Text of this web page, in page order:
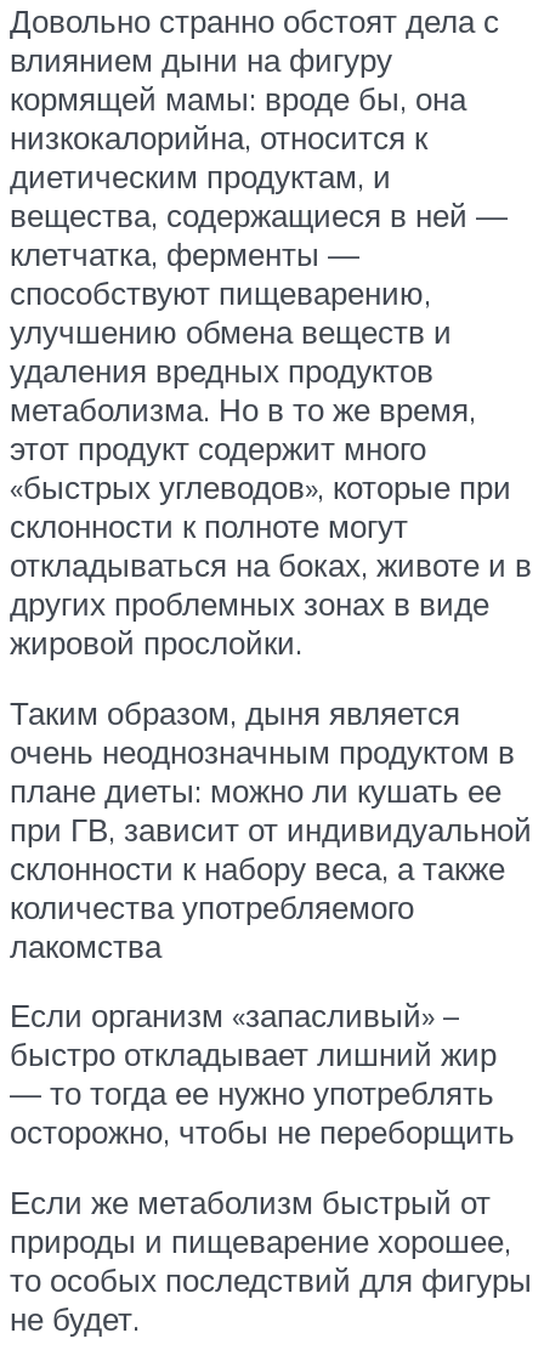
Довольно странно обстоят дела с
влиянием дыни на фигуру
кормящей мамы: вроде бы, она
низкокалорийна, относится к
диетическим продуктам, и
вещества, содержащиеся в ней —
клетчатка, ферменты —
способствуют пищеварению,
улучшению обмена веществ и
удаления вредных продуктов
метаболизма. Но в то же время,
этот продукт содержит много
«быстрых углеводов», которые при
склонности к полноте могут
откладываться на боках, животе и в
других проблемных зонах в виде
жировой прослойки.
Таким образом, дыня является
очень неоднозначным продуктом в
плане диеты: можно ли кушать ее
при ГВ, зависит от индивидуальной
склонности к набору веса, а также
количества употребляемого
лакомства
Если организм «запасливый» –
быстро откладывает лишний жир
— то тогда ее нужно употреблять
осторожно, чтобы не переборщить
Если же метаболизм быстрый от
природы и пищеварение хорошее,
то особых последствий для фигуры
не будет.